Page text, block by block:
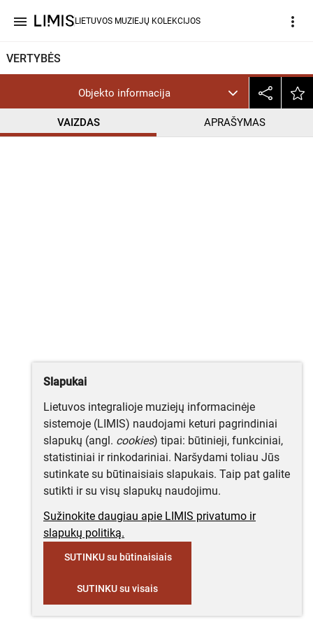
menu LIETUVOS MUZIEJŲ KOLEKCIJOS more_vert
VERTYBĖS
Objekto informacija
VAIZDAS APRAŠYMAS
CC BY-NC-ND
Slapukai
Lietuvos integralioje muziejų informacinėje
sistemoje (LIMIS) naudojami keturi pagrindiniai
slapukų (angl. cookies) tipai: būtinieji, funkciniai,
statistiniai ir rinkodariniai. Naršydami toliau Jūs
sutinkate su būtinaisiais slapukais. Taip pat galite
sutikti ir su visų slapukų naudojimu.
Sužinokite daugiau apie LIMIS privatumo ir
slapukų politiką.
SUTINKU su būtinaisiais
SUTINKU su visais